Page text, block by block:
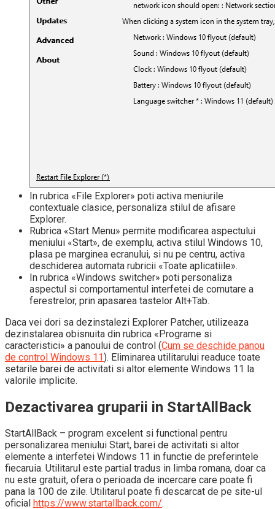
In rubrica «File Explorer» poti activa meniurile
contextuale clasice, personaliza stilul de afisare
Explorer.
Rubrica «Start Menu» permite modificarea aspectului
meniului «Start», de exemplu, activa stilul Windows 10,
plasa pe marginea ecranului, si nu pe centru, activa
deschiderea automata rubricii «Toate aplicatiile».
In rubrica «Windows switcher» poti personaliza
aspectul si comportamentul interfetei de comutare a
ferestrelor, prin apasarea tastelor Alt+Tab.
Daca vei dori sa dezinstalezi Explorer Patcher, utilizeaza
dezinstalarea obisnuita din rubrica «Programe si
caracteristici» a panoului de control (Cum se deschide panou
de control Windows 11). Eliminarea utilitarului readuce toate
setarile barei de activitati si altor elemente Windows 11 la
valorile implicite.
Dezactivarea gruparii in StartAllBack
StartAllBack – program excelent si functional pentru
personalizarea meniului Start, barei de activitati si altor
elemente a interfetei Windows 11 in functie de preferintele
fiecaruia. Utilitarul este partial tradus in limba romana, doar ca
nu este gratuit, ofera o perioada de incercare care poate fi
pana la 100 de zile. Utilitarul poate fi descarcat de pe site-ul
oficial https://www.startallback.com/.